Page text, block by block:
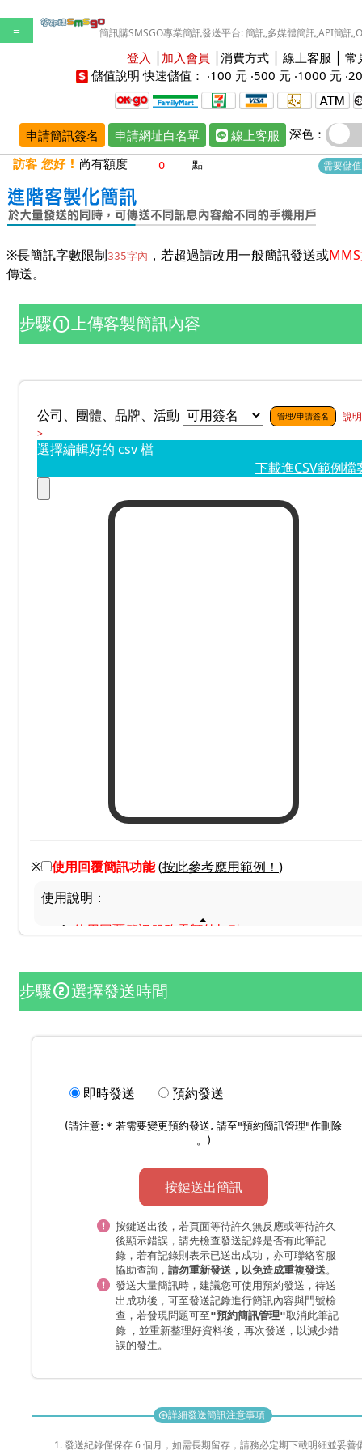
☰ 簡訊購SMSGO專業簡訊發送平台: 簡訊,多媒體簡訊,API簡訊
登入 加入會員 消費方式 線上客服
常
儲值說明 快速儲值： ‧100 元 ‧500 元 ‧1000 元 ‧
申請簡訊簽名 申請網址白名單 線上客服 深色：
訪客 您好 ! 尚有額度 點 需要儲
※長簡訊字數限制335字內 ，若超過請改用一般簡訊發送或
傳送。
步驟counter_1上傳客製簡訊內容
公司、團體、品牌、活動 管理/申請簽名
說
>
選擇編輯好的 csv 檔
下載進CSV範例檔
※ 使用回覆簡訊功能(按此參考應用範例！ )
使用說明：
使用回覆簡訊服務需額外扣點。
啟動回覆簡訊功能後，接收者可以直接回覆簡訊給
您！您可於查詢回覆簡訊紀錄查看內容。
覆，系統方會處理。
回覆簡訊僅適用國內手機門號！
要簡訊傳情，或是發送商務簡訊、罐頭簡訊、生日
步驟counter_2選擇發送時間
即時發送 預約發送
(請注意: * 若需要變更預約發送, 請至"預約簡訊管理"作刪除
。)
按鍵送出簡訊
按鍵送出後，若頁面等待許久無反應或等待許久
後顯示錯誤，請先檢查發送記錄是否有此筆記
錄，若有記錄則表示已送出成功，亦可聯絡客服
協助查詢，請勿重新發送，以免造成重複發送。
發送大量簡訊時，建議您可使用預約發送 ，待送
出成功後，可至發送記錄進行簡訊內容與門號檢
查，若發現問題可至"預約簡訊管理"取消此筆記
錄 ，並重新整理好資料後，再次發送，以減少錯
誤的發生。
add_circle詳細發送簡訊注意事項
發送紀錄僅保存 6 個月，如需長期留存，請務必定期下載明細並妥善